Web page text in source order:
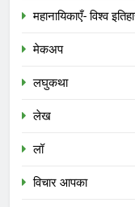
महानायिकाएँ- विश्व
मेकअप
लघुकथा
लेख
लॉ
विचार आपका